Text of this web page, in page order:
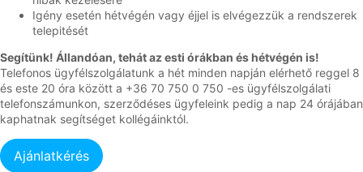
Igény esetén hétvégén vagy éjjel is elvégezzük a rendszerek
telepitését
Segítünk! Állandóan, tehát az esti órákban és hétvégén is!
Telefonos ügyfélszolgálatunk a hét minden napján elérhető reggel 8
és este 20 óra között a +36 70 750 0 750 -es ügyfélszolgálati
telefonszámunkon, szerződéses ügyfeleink pedig a nap 24 órájában
kaphatnak segítséget kollégáinktól.